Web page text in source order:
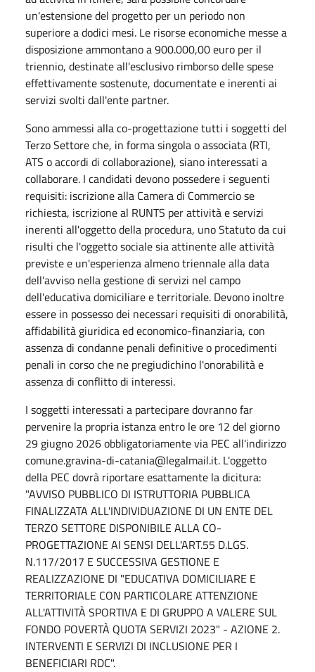
un'estensione del progetto per un periodo non
superiore a dodici mesi. Le risorse economiche messe a
disposizione ammontano a 900.000,00 euro per il
triennio, destinate all'esclusivo rimborso delle spese
effettivamente sostenute, documentate e inerenti ai
servizi svolti dall'ente partner.
Sono ammessi alla co-progettazione tutti i soggetti del
Terzo Settore che, in forma singola o associata (RTI,
ATS o accordi di collaborazione), siano interessati a
collaborare. I candidati devono possedere i seguenti
requisiti: iscrizione alla Camera di Commercio se
richiesta, iscrizione al RUNTS per attività e servizi
inerenti all'oggetto della procedura, uno Statuto da cui
risulti che l'oggetto sociale sia attinente alle attività
previste e un'esperienza almeno triennale alla data
dell'avviso nella gestione di servizi nel campo
dell'educativa domiciliare e territoriale. Devono inoltre
essere in possesso dei necessari requisiti di onorabilità,
affidabilità giuridica ed economico-finanziaria, con
assenza di condanne penali definitive o procedimenti
penali in corso che ne pregiudichino l'onorabilità e
assenza di conflitto di interessi.
I soggetti interessati a partecipare dovranno far
pervenire la propria istanza entro le ore 12 del giorno
29 giugno 2026 obbligatoriamente via PEC all'indirizzo
comune.gravina-di-catania@legalmail.it. L'oggetto
della PEC dovrà riportare esattamente la dicitura:
"AVVISO PUBBLICO DI ISTRUTTORIA PUBBLICA
FINALIZZATA ALL'INDIVIDUAZIONE DI UN ENTE DEL
TERZO SETTORE DISPONIBILE ALLA CO-
PROGETTAZIONE AI SENSI DELL'ART.55 D.LGS.
N.117/2017 E SUCCESSIVA GESTIONE E
REALIZZAZIONE DI "EDUCATIVA DOMICILIARE E
TERRITORIALE CON PARTICOLARE ATTENZIONE
ALL'ATTIVITÀ SPORTIVA E DI GRUPPO A VALERE SUL
FONDO POVERTÀ QUOTA SERVIZI 2023" - AZIONE 2.
INTERVENTI E SERVIZI DI INCLUSIONE PER I
BENEFICIARI RDC".